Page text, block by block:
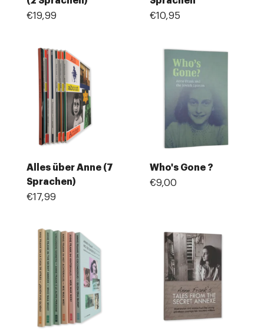
€19,99
€10,95
Alles über Anne (7
Sprachen)
€17,99
Who's Gone ?
€9,00